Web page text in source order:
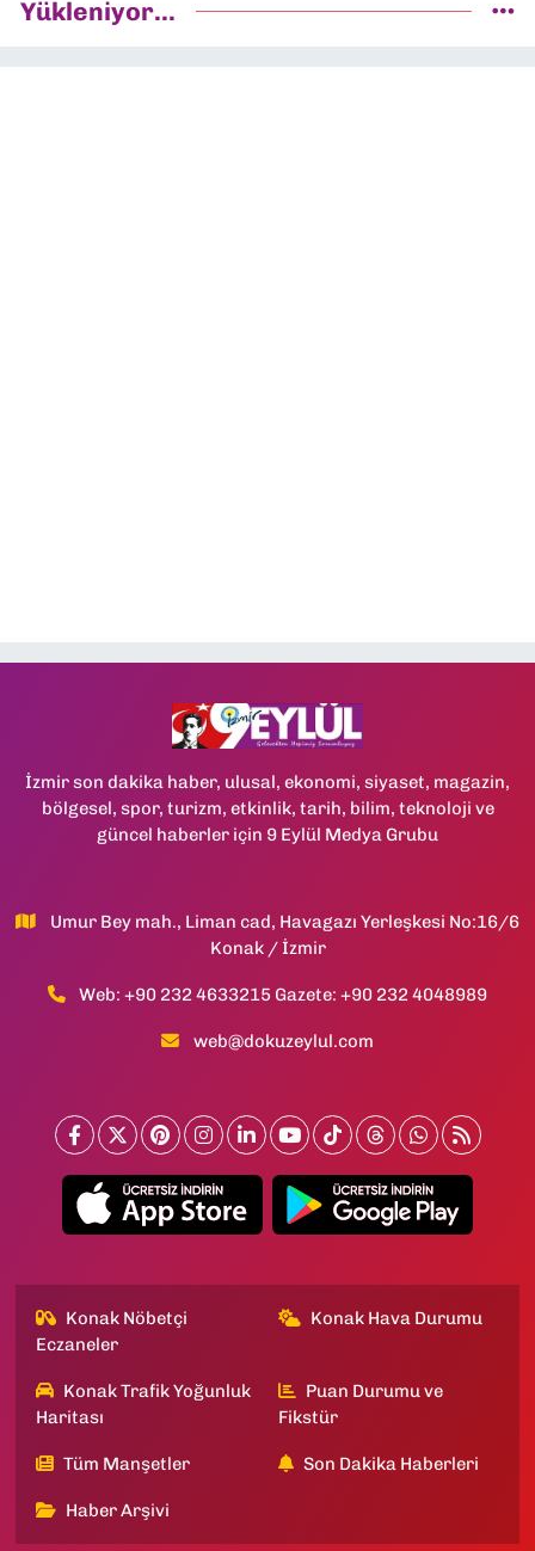
Yükleniyor...
İzmir son dakika haber, ulusal, ekonomi, siyaset, magazin,
bölgesel, spor, turizm, etkinlik, tarih, bilim, teknoloji ve
güncel haberler için 9 Eylül Medya Grubu
Umur Bey mah., Liman cad, Havagazı Yerleşkesi No:16/6
Konak / İzmir
Web: +90 232 4633215 Gazete: +90 232 4048989
web@dokuzeylul.com
Konak Nöbetçi
Eczaneler
Konak Hava Durumu
Konak Trafik Yoğunluk
Haritası
Puan Durumu ve
Fikstür
Tüm Manşetler Son Dakika Haberleri
Haber Arşivi